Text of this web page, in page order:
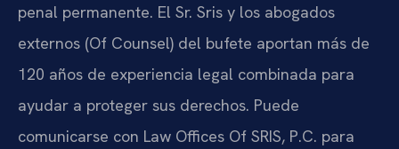
penal permanente. El Sr. Sris y los abogados
externos (Of Counsel) del bufete aportan más de
120 años de experiencia legal combinada para
ayudar a proteger sus derechos. Puede
comunicarse con Law Offices Of SRIS, P.C. para